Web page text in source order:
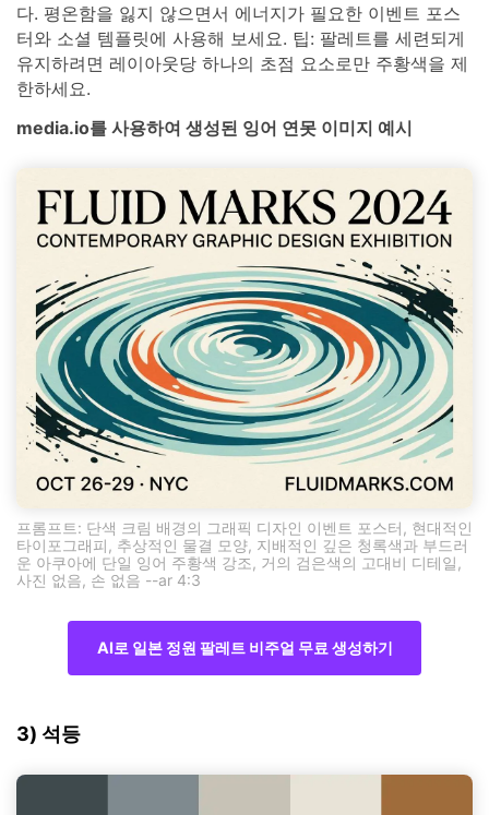
다. 평온함을 잃지 않으면서 에너지가 필요한 이벤트 포스
터와 소셜 템플릿에 사용해 보세요. 팁: 팔레트를 세련되게
유지하려면 레이아웃당 하나의 초점 요소로만 주황색을 제
한하세요.
media.io를 사용하여 생성된 잉어 연못 이미지 예시
프롬프트: 단색 크림 배경의 그래픽 디자인 이벤트 포스터, 현대적인
타이포그래피, 추상적인 물결 모양, 지배적인 깊은 청록색과 부드러
운 아쿠아에 단일 잉어 주황색 강조, 거의 검은색의 고대비 디테일,
사진 없음, 손 없음 --ar 4:3
AI로 일본 정원 팔레트 비주얼 무료 생성하기
3) 석등